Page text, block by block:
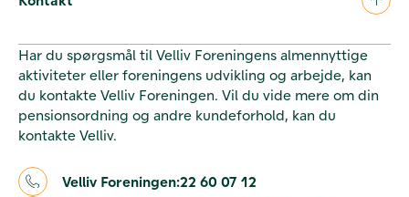
Har du spørgsmål til Velliv Foreningens almennyttige
aktiviteter eller foreningens udvikling og arbejde, kan
du kontakte Velliv Foreningen. Vil du vide mere om din
pensionsordning og andre kundeforhold, kan du
kontakte Velliv.
Velliv Foreningen:22 60 07 12